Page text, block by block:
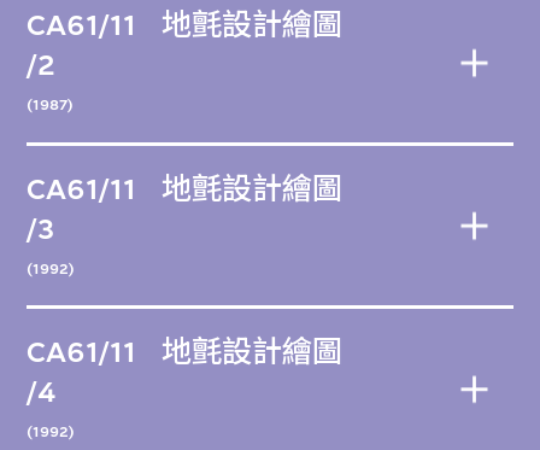
CA61/11
/2
(1987)
地氈設計繪圖
CA61/11
/3
(1992)
地氈設計繪圖
CA61/11
/4
(1992)
地氈設計繪圖